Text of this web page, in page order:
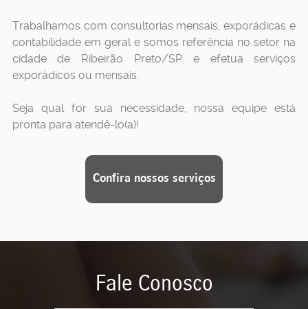
Trabalhamos com consultorias mensais, exporádicas e
contabilidade em geral e somos referência no setor na
cidade de Ribeirão Preto/SP e efetua serviços
exporádicos ou mensais.
Seja qual for sua necessidade, nossa equipe está
pronta para atendê-lo(a)!
Confira nossos serviços
Fale Conosco